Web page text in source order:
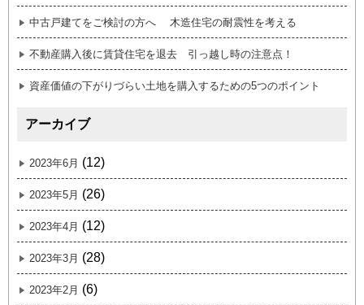
中古戸建てをご検討の方へ 木造住宅の耐震性を考える
不動産購入後に賃貸住宅を退去 引っ越し時の注意点！
資産価値の下がりづらい土地を購入するための5つのポイント
アーカイブ
2023年6月 (12)
2023年5月 (26)
2023年4月 (12)
2023年3月 (28)
2023年2月 (6)